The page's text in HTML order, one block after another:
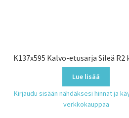
K137x595 Kalvo-etusarja Sileä R2
Lue lisää
Kirjaudu sisään nähdäksesi hinnat ja
verkkokauppaa